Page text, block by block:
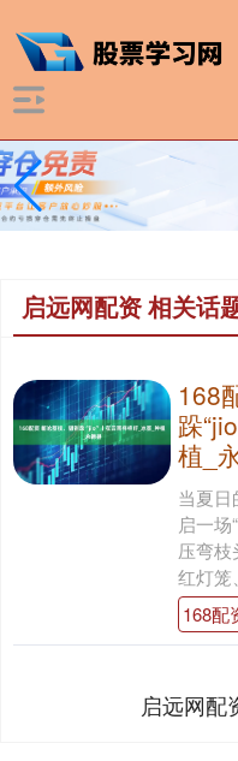
启远网配资 相关话
168
跺
植_
当夏
启一场
压弯枝
红灯
168配
启远网配